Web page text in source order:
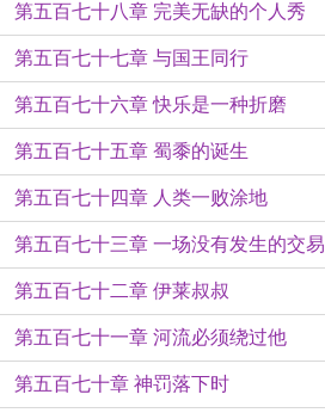
第五百七十八章 完美无缺的个人秀
第五百七十七章 与国王同行
第五百七十六章 快乐是一种折磨
第五百七十五章 蜀黍的诞生
第五百七十四章 人类一败涂地
第五百七十三章 一场没有发生的交易
第五百七十二章 伊莱叔叔
第五百七十一章 河流必须绕过他
第五百七十章 神罚落下时